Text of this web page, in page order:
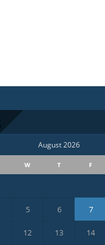
August 2026
W T F
5 6 7
12 13 14